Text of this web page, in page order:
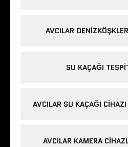
AVCILAR
SU KAÇAĞI
AVCILAR SU KAÇAĞI
AVCILAR KAMERA